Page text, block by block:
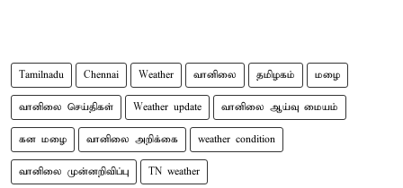
Tamilnadu Chennai Weather வானிலை தமிழகம் மழை
வானிலை செய்திகள் Weather update வானிலை ஆய்வு மையம்
கன மழை வானிலை அறிக்கை weather condition
வானிலை முன்னறிவிப்பு TN weather